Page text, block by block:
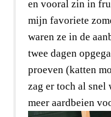
en vooral zin in
mijn favoriete
waren ze in de
twee dagen
proeven (katten
zag er toch al snel
meer aardbeien